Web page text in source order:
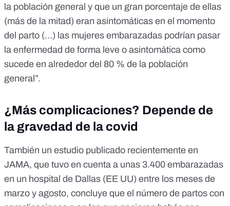
la población general y que un gran porcentaje de ellas
(más de la mitad) eran asintomáticas en el momento
del parto (…) las mujeres embarazadas podrían pasar
la enfermedad de forma leve o asintomática como
sucede en alrededor del 80 % de la población
general”.
¿Más complicaciones? Depende de
la gravedad de la covid
También un estudio publicado recientemente en
JAMA, que tuvo en cuenta a unas 3.400 embarazadas
en un hospital de Dallas (EE UU) entre los meses de
marzo y agosto, concluye que el número de partos con